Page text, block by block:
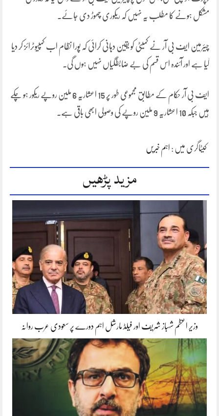
مشکل ہونے کا مطلب یہ نہیں کہ ریکوری چھوڑ دی جائے۔
چیئرمین ایف بی آر نے کمیٹی کو یقین دہانی کرائی کہ پورا نظام اب کمپیوٹرائز کر دیا
گیا ہے اور آئندہ اس قسم کی بے ضابطگیاں نہیں ہوں گی۔
ایف بی آر حکام کے مطابق مجموعی طور پر 15 اعشاریہ 6 ملین روپے ریکور ہو چکے
ہیں جبکہ 10 اعشاریہ 9 ملین روپے کی وصولی ابھی باقی ہے۔
کیٹاگری میں : اہم خبریں
مزید پڑھیں
وزیر اعظم شہباز شریف اور فیلڈ مارشل اہم دورے پر سعودی عرب روانہ